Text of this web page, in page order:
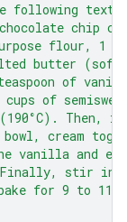
following text.
chip
flour, 1
butter
of
of
Then,
cream
and
stir in
for 9 to 11